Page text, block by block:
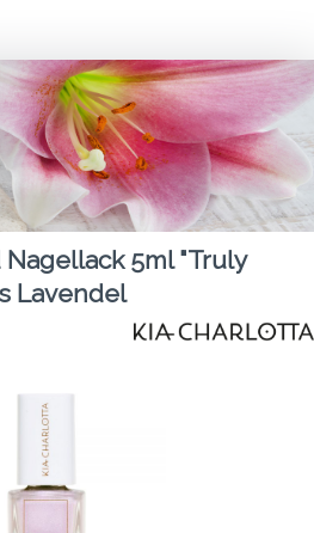
Nagellack 5ml "Truly
Lavendel